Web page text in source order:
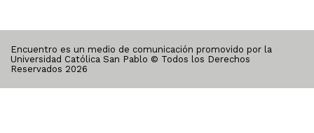
Encuentro es un medio de comunicación promovido por la
Universidad Católica San Pablo © Todos los Derechos
Reservados 2026